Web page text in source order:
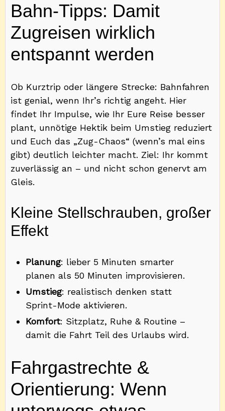
Bahn-Tipps: Damit
Zugreisen wirklich
entspannt werden
Ob Kurztrip oder längere Strecke: Bahnfahren
ist genial, wenn Ihr’s richtig angeht. Hier
findet Ihr Impulse, wie Ihr Eure Reise besser
plant, unnötige Hektik beim Umstieg reduziert
und Euch das „Zug-Chaos“ (wenn’s mal eins
gibt) deutlich leichter macht. Ziel: Ihr kommt
zuverlässig an – und nicht schon genervt am
Gleis.
Kleine Stellschrauben, großer
Effekt
Planung: lieber 5 Minuten smarter
planen als 50 Minuten improvisieren.
Umstieg: realistisch denken statt
Sprint-Mode aktivieren.
Komfort: Sitzplatz, Ruhe & Routine –
damit die Fahrt Teil des Urlaubs wird.
Fahrgastrechte &
Orientierung: Wenn